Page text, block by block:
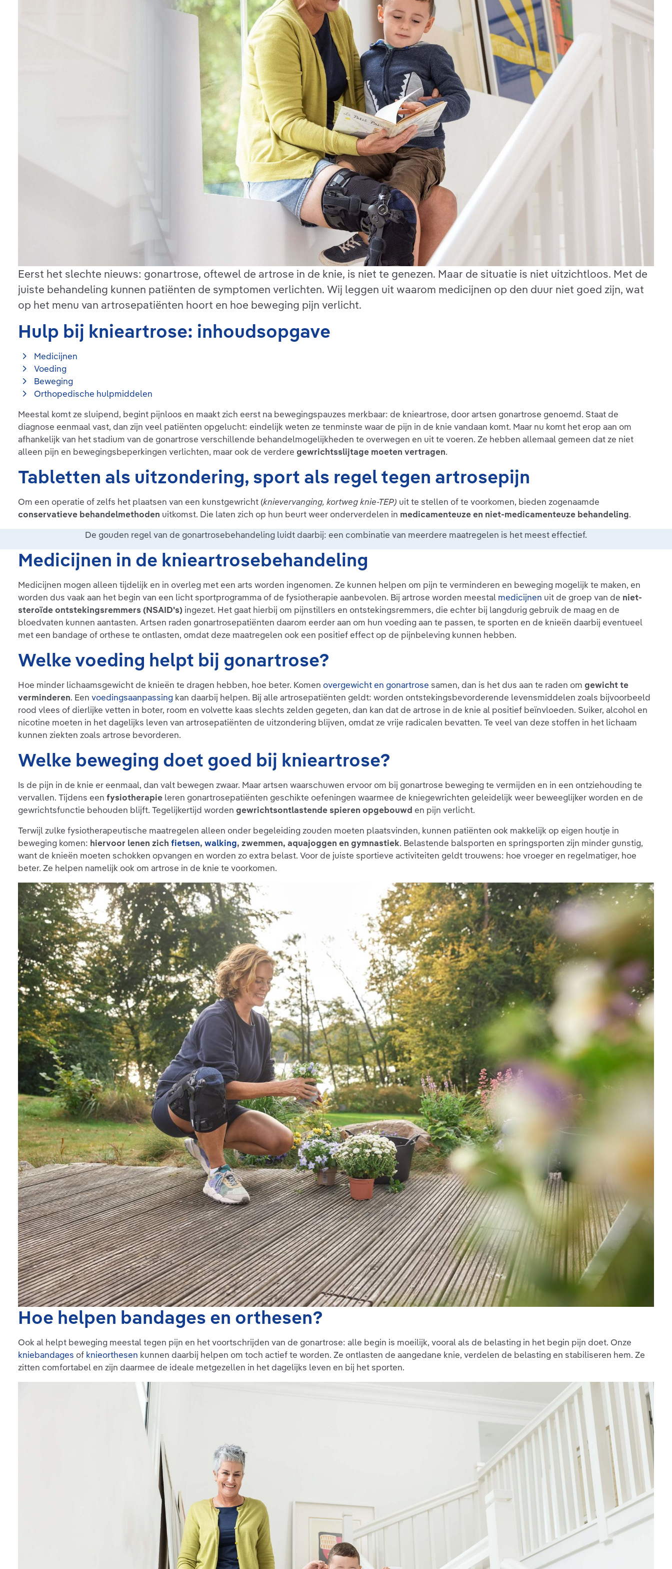
Eerst het slechte nieuws: gonartrose, oftewel de artrose in de knie, is niet te genezen. Maar de situatie is niet uitzichtloos. Met de
juiste behandeling kunnen patiënten de symptomen verlichten. Wij leggen uit waarom medicijnen op den duur niet goed zijn, wat
op het menu van artrosepatiënten hoort en hoe beweging pijn verlicht.
Hulp bij knieartrose: inhoudsopgave
Medicijnen
Voeding
Beweging
Orthopedische hulpmiddelen
Meestal komt ze sluipend, begint pijnloos en maakt zich eerst na bewegingspauzes merkbaar: de knieartrose, door artsen gonartrose genoemd. Staat de
diagnose eenmaal vast, dan zijn veel patiënten opgelucht: eindelijk weten ze tenminste waar de pijn in de knie vandaan komt. Maar nu komt het erop aan om
afhankelijk van het stadium van de gonartrose verschillende behandelmogelijkheden te overwegen en uit te voeren. Ze hebben allemaal gemeen dat ze niet
alleen pijn en bewegingsbeperkingen verlichten, maar ook de verdere gewrichtsslijtage moeten vertragen.
Tabletten als uitzondering, sport als regel tegen artrosepijn
Om een operatie of zelfs het plaatsen van een kunstgewricht (knievervanging, kortweg knie-TEP) uit te stellen of te voorkomen, bieden zogenaamde
conservatieve behandelmethoden uitkomst. Die laten zich op hun beurt weer onderverdelen in medicamenteuze en niet-medicamenteuze behandeling.
De gouden regel van de gonartrosebehandeling luidt daarbij: een combinatie van meerdere maatregelen is het meest effectief.
Medicijnen in de knieartrosebehandeling
Medicijnen mogen alleen tijdelijk en in overleg met een arts worden ingenomen. Ze kunnen helpen om pijn te verminderen en beweging mogelijk te maken, en
worden dus vaak aan het begin van een licht sportprogramma of de fysiotherapie aanbevolen. Bij artrose worden meestal medicijnen uit de groep van de niet-
steroïde ontstekingsremmers (NSAID's) ingezet. Het gaat hierbij om pijnstillers en ontstekingsremmers, die echter bij langdurig gebruik de maag en de
bloedvaten kunnen aantasten. Artsen raden gonartrosepatiënten daarom eerder aan om hun voeding aan te passen, te sporten en de knieën daarbij eventueel
met een bandage of orthese te ontlasten, omdat deze maatregelen ook een positief effect op de pijnbeleving kunnen hebben.
Welke voeding helpt bij gonartrose?
Hoe minder lichaamsgewicht de knieën te dragen hebben, hoe beter. Komen overgewicht en gonartrose samen, dan is het dus aan te raden om gewicht te
verminderen. Een voedingsaanpassing kan daarbij helpen. Bij alle artrosepatiënten geldt: worden ontstekingsbevorderende levensmiddelen zoals bijvoorbeeld
rood vlees of dierlijke vetten in boter, room en volvette kaas slechts zelden gegeten, dan kan dat de artrose in de knie al positief beïnvloeden. Suiker, alcohol en
nicotine moeten in het dagelijks leven van artrosepatiënten de uitzondering blijven, omdat ze vrije radicalen bevatten. Te veel van deze stoffen in het lichaam
kunnen ziekten zoals artrose bevorderen.
Welke beweging doet goed bij knieartrose?
Is de pijn in de knie er eenmaal, dan valt bewegen zwaar. Maar artsen waarschuwen ervoor om bij gonartrose beweging te vermijden en in een ontziehouding te
vervallen. Tijdens een fysiotherapie leren gonartrosepatiënten geschikte oefeningen waarmee de kniegewrichten geleidelijk weer beweeglijker worden en de
gewrichtsfunctie behouden blijft. Tegelijkertijd worden gewrichtsontlastende spieren opgebouwd en pijn verlicht.
Terwijl zulke fysiotherapeutische maatregelen alleen onder begeleiding zouden moeten plaatsvinden, kunnen patiënten ook makkelijk op eigen houtje in
beweging komen: hiervoor lenen zich fietsen, walking, zwemmen, aquajoggen en gymnastiek. Belastende balsporten en springsporten zijn minder gunstig,
want de knieën moeten schokken opvangen en worden zo extra belast. Voor de juiste sportieve activiteiten geldt trouwens: hoe vroeger en regelmatiger, hoe
beter. Ze helpen namelijk ook om artrose in de knie te voorkomen.
Hoe helpen bandages en orthesen?
Ook al helpt beweging meestal tegen pijn en het voortschrijden van de gonartrose: alle begin is moeilijk, vooral als de belasting in het begin pijn doet. Onze
kniebandages of knieorthesen kunnen daarbij helpen om toch actief te worden. Ze ontlasten de aangedane knie, verdelen de belasting en stabiliseren hem. Ze
zitten comfortabel en zijn daarmee de ideale metgezellen in het dagelijks leven en bij het sporten.